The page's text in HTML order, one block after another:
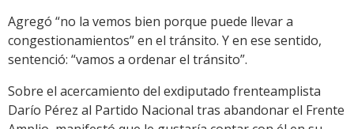
Agregó “no la vemos bien porque puede llevar a
congestionamientos” en el tránsito. Y en ese sentido,
sentenció: “vamos a ordenar el tránsito”.
Sobre el acercamiento del exdiputado frenteamplista
Darío Pérez al Partido Nacional tras abandonar el Frente